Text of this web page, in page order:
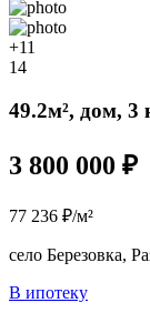
+11
14
49.2м², дом, 3
3 800 000 ₽
77 236 ₽/м²
село Березовка,
В ипотеку